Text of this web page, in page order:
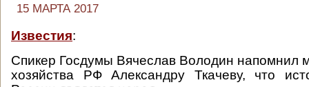
15 МАРТА 2017
Известия:
Спикер Госдумы Вячеслав Володин напомнил
хозяйства РФ Александру Ткачеву, что